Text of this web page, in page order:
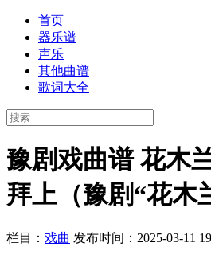
首页
器乐谱
声乐
其他曲谱
歌词大全
豫剧戏曲谱 花木
拜上（豫剧“花木
栏目： 戏曲 发布时间：2025-03-11